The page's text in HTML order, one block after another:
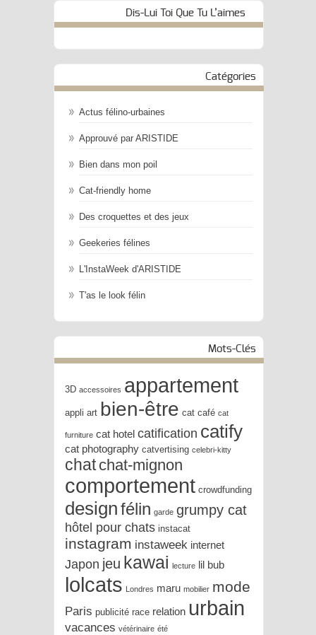
Dis-Lui Toi Que Tu L’aimes
Catégories
Actus félino-urbaines
Approuvé par ARISTIDE
Bien dans mon poil
Cat-friendly home
Des croquettes et des jeux
Geekeries félines
L'InstaWeek d'ARISTIDE
T'as le look félin
Mots-Clés
3D accessoires appartement
appli art bien-être cat café cat
furniture cat hotel catification catify
cat photography catvertising celebri-kitty
chat chat-mignon
comportement crowdfunding
designfélin garde grumpy cat
hôtel pour chats instacat
instagram instaweek internet
Japon jeu kawai lecture lil bub
lolcats Londres maru mobilier mode
Paris publicité race relation urbain
vacances vétérinaire été